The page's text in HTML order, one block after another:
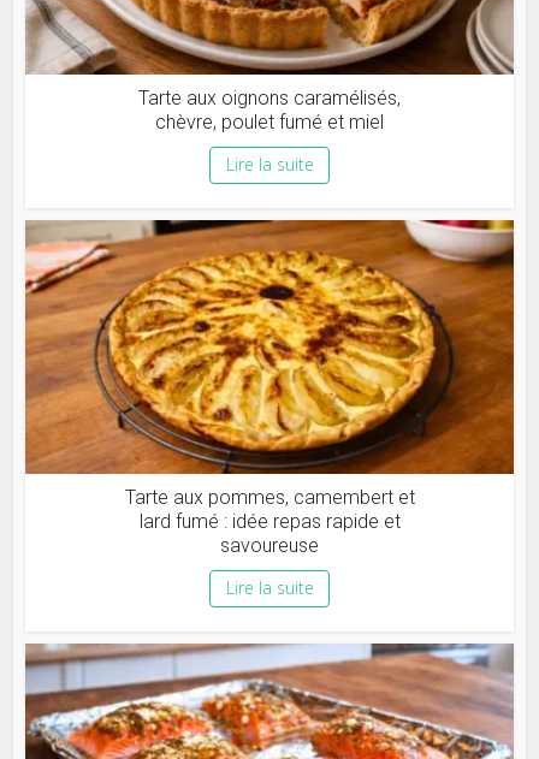
Tarte aux oignons caramélisés,
chèvre, poulet fumé et miel
Lire la suite
Tarte aux pommes, camembert et
lard fumé : idée repas rapide et
savoureuse
Lire la suite